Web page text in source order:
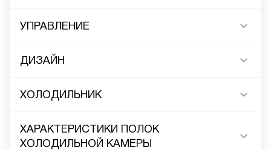
УПРАВЛЕНИЕ
ДИЗАЙН
ХОЛОДИЛЬНИК
ХАРАКТЕРИСТИКИ ПОЛОК
ХОЛОДИЛЬНОЙ КАМЕРЫ